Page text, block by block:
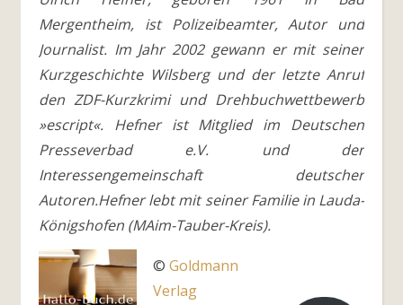
Mergentheim, ist Polizeibeamter, Autor und
Journalist. Im Jahr 2002 gewann er mit seiner
Kurzgeschichte Wilsberg und der letzte Anruf
den ZDF-Kurzkrimi und Drehbuchwettbewerb
»escript«. Hefner ist Mitglied im Deutschen
Presseverbad e.V. und der
Interessengemeinschaft deutscher
Autoren.Hefner lebt mit seiner Familie in Lauda-
Königshofen (MAim-Tauber-Kreis).
©Goldmann
Verlag